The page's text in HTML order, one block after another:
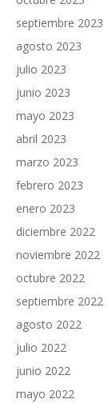
septiembre 2023
agosto 2023
julio 2023
junio 2023
mayo 2023
abril 2023
marzo 2023
febrero 2023
enero 2023
diciembre 2022
noviembre 2022
octubre 2022
septiembre 2022
agosto 2022
julio 2022
junio 2022
mayo 2022